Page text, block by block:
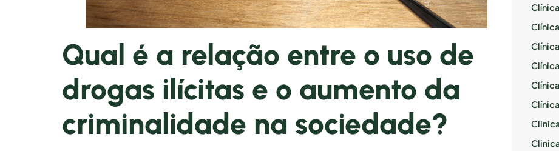
Qual é a relação entre o uso de
drogas ilícitas e o aumento da
criminalidade na sociedade?